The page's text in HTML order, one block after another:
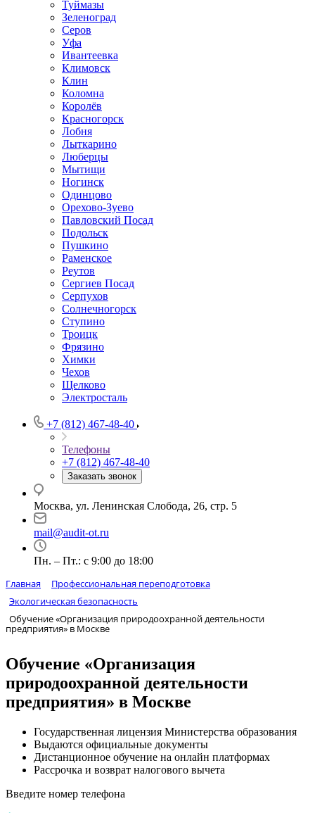
Туймазы
Зеленоград
Серов
Уфа
Ивантеевка
Климовск
Клин
Коломна
Королёв
Красногорск
Лобня
Лыткарино
Люберцы
Мытищи
Ногинск
Одинцово
Орехово-Зуево
Павловский Посад
Подольск
Пушкино
Раменское
Реутов
Сергиев Посад
Серпухов
Солнечногорск
Ступино
Троицк
Фрязино
Химки
Чехов
Щелково
Электросталь
+7 (812) 467-48-40
Телефоны
+7 (812) 467-48-40
Заказать звонок
Москва, ул. Ленинская Слобода, 26, стр. 5
mail@audit-ot.ru
Пн. – Пт.: с 9:00 до 18:00
Главная
Профессиональная переподготовка
Экологическая безопасность
Обучение «Организация природоохранной деятельности
предприятия» в Москве
Обучение «Организация
природоохранной деятельности
предприятия» в Москве
Государственная лицензия Министерства образования
Выдаются официальные документы
Дистанционное обучение на онлайн платформах
Рассрочка и возврат налогового вычета
Введите номер телефона